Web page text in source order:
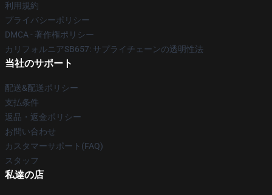
利用規約
プライバシーポリシー
DMCA - 著作権ポリシー
カリフォルニアSB657: サプライチェーンの透明性法
当社のサポート
配送&配送ポリシー
支払条件
返品・返金ポリシー
お問い合わせ
カスタマーサポート(FAQ)
スタッフ
私達の店